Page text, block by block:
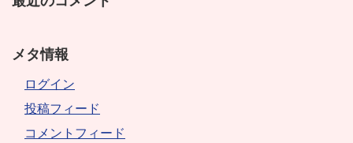
メタ情報
ログイン
投稿フィード
コメントフィード